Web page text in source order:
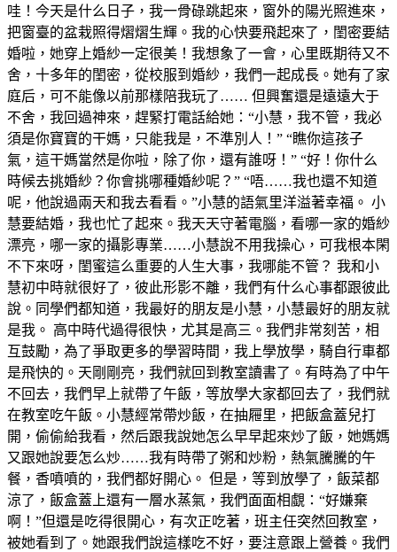
哇！今天是什么日子，我一骨碌跳起來，窗外的陽光照進來，
把窗臺的盆栽照得熠熠生輝。我的心快要飛起來了，閨密要結
婚啦，她穿上婚紗一定很美！我想象了一會，心里既期待又不
舍，十多年的閨密，從校服到婚紗，我們一起成長。她有了家
庭后，可不能像以前那樣陪我玩了…… 但興奮還是遠遠大于
不舍，我回過神來，趕緊打電話給她：“小慧，我不管，我必
須是你寶寶的干媽，只能我是，不準別人！” “瞧你這孩子
氣，這干媽當然是你啦，除了你，還有誰呀！” “好！你什么
時候去挑婚紗？你會挑哪種婚紗呢？” “唔……我也還不知道
呢，他說過兩天和我去看看。”小慧的語氣里洋溢著幸福。 小
慧要結婚，我也忙了起來。我天天守著電腦，看哪一家的婚紗
漂亮，哪一家的攝影專業……小慧說不用我操心，可我根本閑
不下來呀，閨蜜這么重要的人生大事，我哪能不管？ 我和小
慧初中時就很好了，彼此形影不離，我們有什么心事都跟彼此
說。同學們都知道，我最好的朋友是小慧，小慧最好的朋友就
是我。 高中時代過得很快，尤其是高三。我們非常刻苦，相
互鼓勵，為了爭取更多的學習時間，我上學放學，騎自行車都
是飛快的。天剛剛亮，我們就回到教室讀書了。有時為了中午
不回去，我們早上就帶了午飯，等放學大家都回去了，我們就
在教室吃午飯。小慧經常帶炒飯，在抽屜里，把飯盒蓋兒打
開，偷偷給我看，然后跟我說她怎么早早起來炒了飯，她媽媽
又跟她說要怎么炒……我有時帶了粥和炒粉，熱氣騰騰的午
餐，香噴噴的，我們都好開心。 但是，等到放學了，飯菜都
涼了，飯盒蓋上還有一層水蒸氣，我們面面相覷：“好嫌棄
啊！”但還是吃得很開心，有次正吃著，班主任突然回教室，
被她看到了。她跟我們說這樣吃不好，要注意跟上營養。我們